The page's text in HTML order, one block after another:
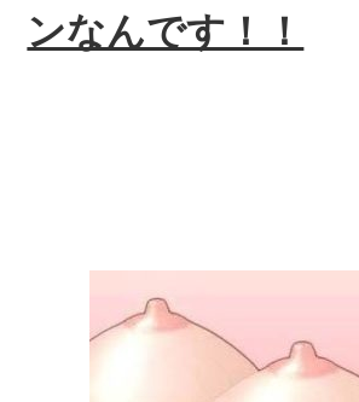
ンなんです！！